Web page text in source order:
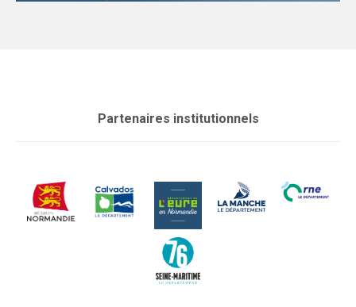
Partenaires institutionnels